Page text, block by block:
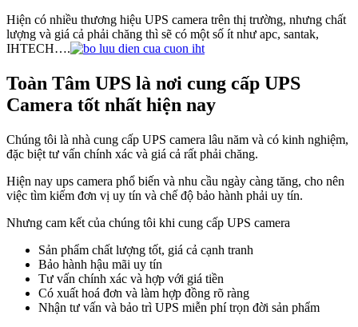
Hiện có nhiều thương hiệu UPS camera trên thị trường, nhưng chất
lượng và giá cả phải chăng thì sẽ có một số ít như apc, santak,
IHTECH….
Toàn Tâm UPS là nơi cung cấp UPS
Camera tốt nhất hiện nay
Chúng tôi là nhà cung cấp UPS camera lâu năm và có kinh nghiệm,
đặc biệt tư vấn chính xác và giá cả rất phải chăng.
Hiện nay ups camera phổ biến và nhu cầu ngày càng tăng, cho nên
việc tìm kiếm đơn vị uy tín và chế độ bảo hành phải uy tín.
Nhưng cam kết của chúng tôi khi cung cấp UPS camera
Sản phẩm chất lượng tốt, giá cả cạnh tranh
Bảo hành hậu mãi uy tín
Tư vấn chính xác và hợp với giá tiền
Có xuất hoá đơn và làm hợp đồng rõ ràng
Nhận tư vấn và bảo trì UPS miễn phí trọn đời sản phẩm